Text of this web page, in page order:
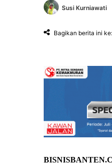
Susi Kurniawati
Bagikan berita ini ke: